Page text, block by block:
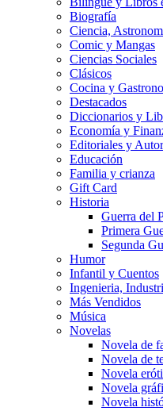
Biografía
Ciencia,
Comic y Mangas
Ciencias Sociales
Clásicos
Cocina y
Destacados
Diccionarios y
Economía y
Editoriales y
Educación
Familia y crianza
Gift Card
Historia
Guerra del
Primera
Segunda
Humor
Infantil y Cuentos
Ingenieria,
Más Vendidos
Música
Novelas
Novela de
Novela de
Novela
Novela
Novela